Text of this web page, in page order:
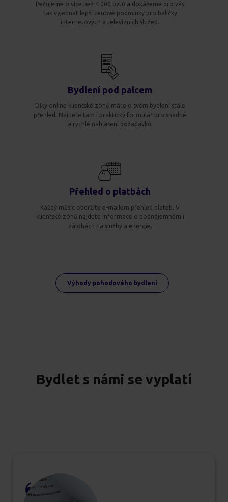
Pečujeme o více než 4 000 bytů a dokážeme pro vás
tak vyjednat lepší cenové podmínky pro balíčky
internetových a televizních služeb.
Bydlení pod palcem
Díky online klientské zóně máte o svém bydlení stále
přehled. Najdete tam i praktický formulář pro snadné
a rychlé nahlášení požadavků.
Přehled o platbách
Každý měsíc obdržíte e-mailem přehled plateb. V
klientské zóně najdete informace o podnájemném i
zálohách na služby a energie.
Výhody pohodového bydlení
Bydlet s námi se vyplatí